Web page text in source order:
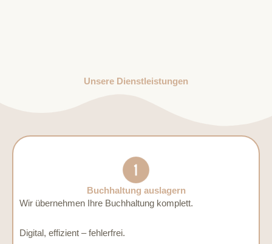
Unsere Dienstleistungen
Buchhaltung auslagern
Wir übernehmen Ihre Buchhaltung komplett.
Digital, effizient – fehlerfrei.